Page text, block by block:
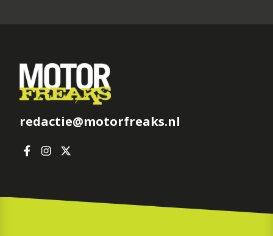
redactie@motorfreaks.nl